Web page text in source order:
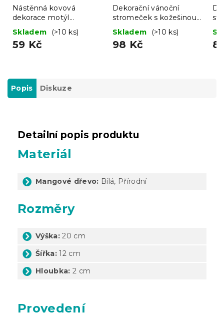
Nástěnná kovová
dekorace motýl
BUTTERFLY 40 cm -
více barev
Skladem (>10 ks)
59 Kč
Dekorační vánoční
stromeček s kožešinou
LUSH 41 cm - různé
barvy
Skladem (>10 ks)
98 Kč
Popis Diskuze
Detailní popis produktu
Materiál
Mangové dřevo: Bílá, Přírodní
Rozměry
Výška: 20 cm
Šířka: 12 cm
Hloubka: 2 cm
Provedení